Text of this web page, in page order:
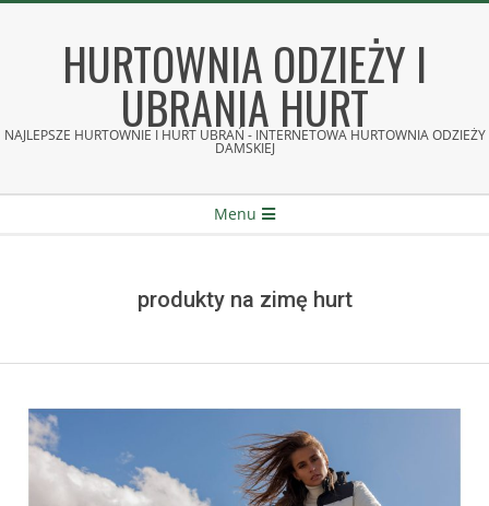
HURTOWNIA ODZIEŻY I
UBRANIA HURT
NAJLEPSZE HURTOWNIE I HURT UBRAŃ - INTERNETOWA HURTOWNIA ODZIEŻY
DAMSKIEJ
Menu
produkty na zimę hurt